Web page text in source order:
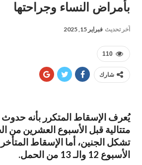
بأمراض النساء وجراحتها
آخر تحديث فبراير 15, 2025
110
شارك
متتالية قبل الأسبوع العشرين من
تشكل الجنين، أما الإسقاط
الأسبوع 12 والـ 13 من الحمل.